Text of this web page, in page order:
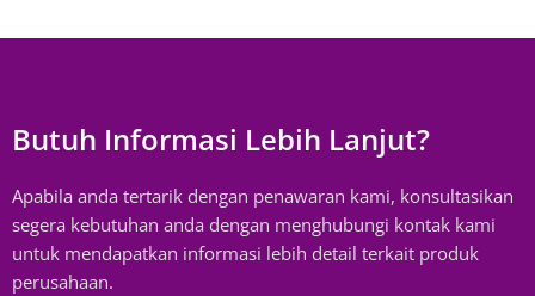
Butuh Informasi Lebih Lanjut?
Apabila anda tertarik dengan penawaran kami, konsultasikan
segera kebutuhan anda dengan menghubungi kontak kami
untuk mendapatkan informasi lebih detail terkait produk
perusahaan.